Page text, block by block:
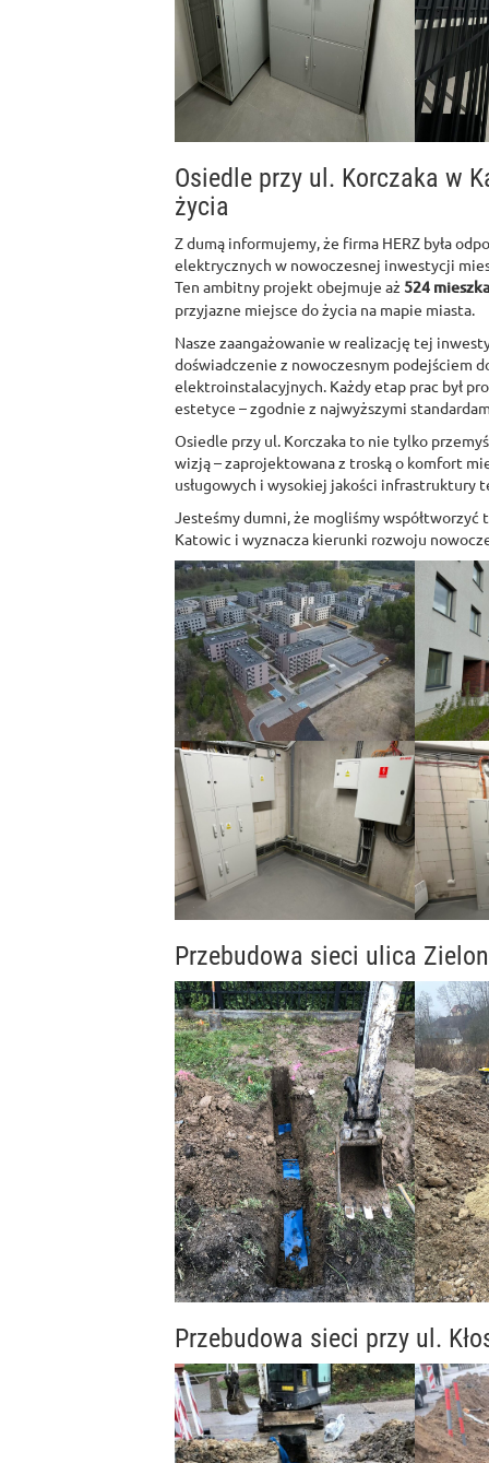
Osiedle przy ul. Korczaka w
życia
Z dumą informujemy, że firma HERZ była
elektrycznych w nowoczesnej inwestycji
Ten ambitny projekt obejmuje aż 524
przyjazne miejsce do życia na mapie miasta.
Nasze zaangażowanie w realizację tej
doświadczenie z nowoczesnym podejściem
elektroinstalacyjnych. Każdy etap prac był
estetyce – zgodnie z najwyższymi
Osiedle przy ul. Korczaka to nie tylko
wizją – zaprojektowana z troską o komfort
usługowych i wysokiej jakości infrastruktury
Jesteśmy dumni, że mogliśmy
Katowic i wyznacza kierunki rozwoju
Przebudowa sieci ulica
Przebudowa sieci przy ul.